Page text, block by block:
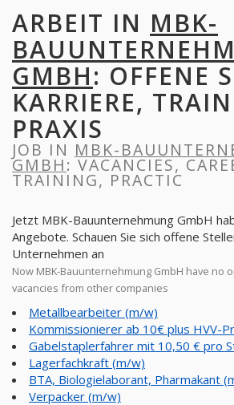
ARBEIT IN MBK-
GMBH: OFFENE
KARRIERE,
PRAXIS
JOB IN MBK-
GMBH: VACANCIES,
TRAINING, PRACTIC
Jetzt MBK-Bauunternehmung GmbH
Angebote. Schauen Sie sich offene
Unternehmen an
Now MBK-Bauunternehmung GmbH have no
vacancies from other companies
Metallbearbeiter (m/w)
Kommissionierer ab 10€ plus HVV-
Gabelstaplerfahrer mit 10,50 € pro
Lagerfachkraft (m/w)
BTA, Biologielaborant, Pharmakant
Verpacker (m/w)